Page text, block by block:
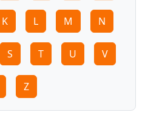
K L M N
S T U V
Z